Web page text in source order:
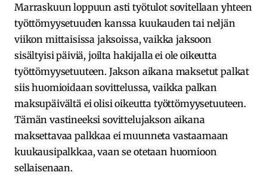
Marraskuun loppuun asti työtulot sovitellaan yhteen
työttömyysetuuden kanssa kuukauden tai neljän
viikon mittaisissa jaksoissa, vaikka jaksoon
sisältyisi päiviä, joilta hakijalla ei ole oikeutta
työttömyysetuuteen. Jakson aikana maksetut palkat
siis huomioidaan sovittelussa, vaikka palkan
maksupäivältä ei olisi oikeutta työttömyysetuuteen.
Tämän vastineeksi sovittelujakson aikana
maksettavaa palkkaa ei muunneta vastaamaan
kuukausipalkkaa, vaan se otetaan huomioon
sellaisenaan.